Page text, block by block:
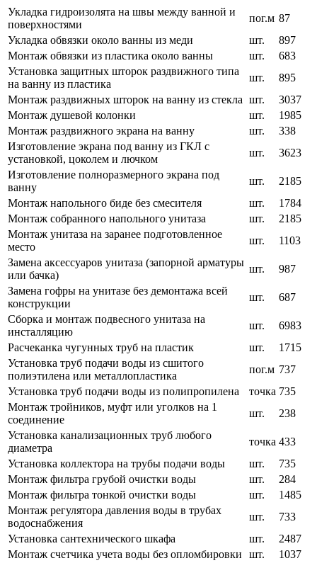
Укладка гидроизолята на швы между ванной и
поверхностями
пог.м 87
Укладка обвязки около ванны из меди
шт.
897
Монтаж обвязки из пластика около ванны
шт.
683
Установка защитных шторок раздвижного типа
на ванну из пластика
шт.
895
Монтаж раздвижных шторок на ванну из стекла шт.
3037
Монтаж душевой колонки
шт.
1985
Монтаж раздвижного экрана на ванну
шт.
338
Изготовление экрана под ванну из ГКЛ с
установкой, цоколем и лючком
шт.
3623
Изготовление полноразмерного экрана под
ванну
шт.
2185
Монтаж напольного биде без смесителя
шт.
1784
Монтаж собранного напольного унитаза
шт.
2185
Монтаж унитаза на заранее подготовленное
место
шт.
1103
Замена аксессуаров унитаза (запорной арматуры
или бачка)
шт.
987
Замена гофры на унитазе без демонтажа всей
конструкции
шт.
687
Сборка и монтаж подвесного унитаза на
инсталляцию
шт.
6983
Расчеканка чугунных труб на пластик
шт.
1715
Установка труб подачи воды из сшитого
полиэтилена или металлопластика
пог.м 737
Установка труб подачи воды из полипропилена
точка 735
Монтаж тройников, муфт или уголков на 1
соединение
шт.
238
Установка канализационных труб любого
диаметра
точка 433
Установка коллектора на трубы подачи воды
шт.
735
Монтаж фильтра грубой очистки воды
шт.
284
Монтаж фильтра тонкой очистки воды
шт.
1485
Монтаж регулятора давления воды в трубах
водоснабжения
шт.
733
Установка сантехнического шкафа
шт.
2487
Монтаж счетчика учета воды без опломбировки
шт.
1037